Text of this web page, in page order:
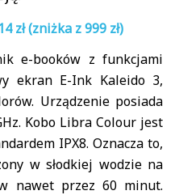
zł (zniżka z 999 zł)
e-booków z funkcjami
ekran E-Ink Kaleido 3,
Urządzenie posiada
Kobo Libra Colour jest
IPX8. Oznacza to,
w słodkiej wodzie na
nawet przez 60 minut.